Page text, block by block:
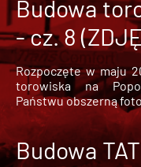
Budowa
- cz. 8
Rozpoczęte w maju
torowiska na
Państwu obszerną
Budowa